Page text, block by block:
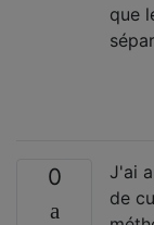
que
0
J'ai
de